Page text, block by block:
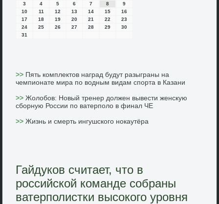
3
4 5 6 7 8
9
10
11 12 13 14 15
16
17
18 19 20 21 22
23
24
25 26 27 28 29
30
31
>> Пять комплектов наград будут разыграны на
чемпионате мира по водным видам спорта в Казани
>>Жолобов: Новый тренер должен вывести женскую
сборную России по ватерполо в финал ЧЕ
>>Жизнь и смерть ингушского нокаутёра
Гайдуков считает, что в
российской команде собраны
ватерполистки высокого уровня